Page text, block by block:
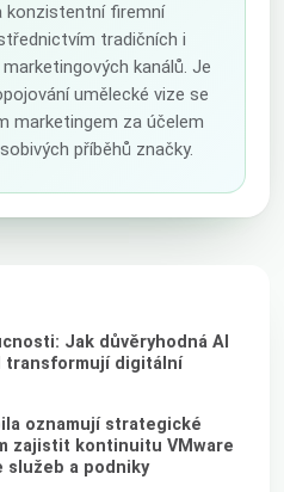
konzistentní firemní
tradičních i
kanálů. Je
umělecké vize se
marketingem za účelem
příběhů značky.
Jak důvěryhodná AI
transformují digitální
oznamují strategické
zajistit kontinuitu VMware
služeb a podniky